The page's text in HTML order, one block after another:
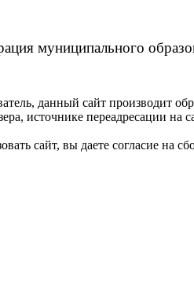
муниципального
данный сайт производит
источнике переадресации
сайт, вы даете согласие на